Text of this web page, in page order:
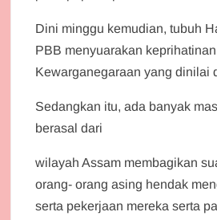
Dini minggu kemudian, tubuh
PBB menyuarakan
Kewarganegaraan yang dinilai
Sedangkan itu, ada banyak
berasal dari
wilayah Assam membagikan
orang- orang asing hendak
serta pekerjaan mereka serta